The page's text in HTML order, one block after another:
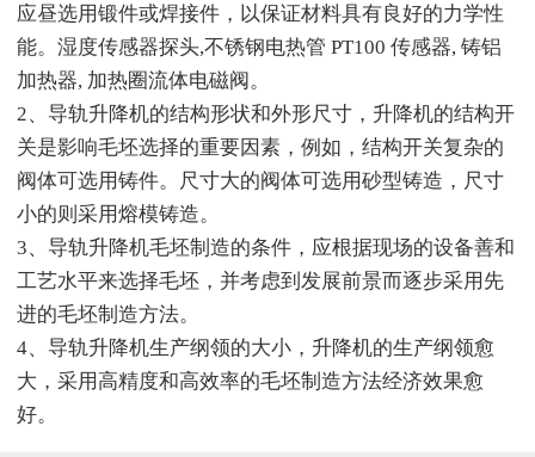
应昼选用锻件或焊接件，以保证材料具有良好的力学性
能。湿度传感器探头,不锈钢电热管 PT100 传感器, 铸铝
加热器, 加热圈流体电磁阀。
2、导轨升降机的结构形状和外形尺寸，升降机的结构开
关是影响毛坯选择的重要因素，例如，结构开关复杂的
阀体可选用铸件。尺寸大的阀体可选用砂型铸造，尺寸
小的则采用熔模铸造。
3、导轨升降机毛坯制造的条件，应根据现场的设备善和
工艺水平来选择毛坯，并考虑到发展前景而逐步采用先
进的毛坯制造方法。
4、导轨升降机生产纲领的大小，升降机的生产纲领愈
大，采用高精度和高效率的毛坯制造方法经济效果愈
好。